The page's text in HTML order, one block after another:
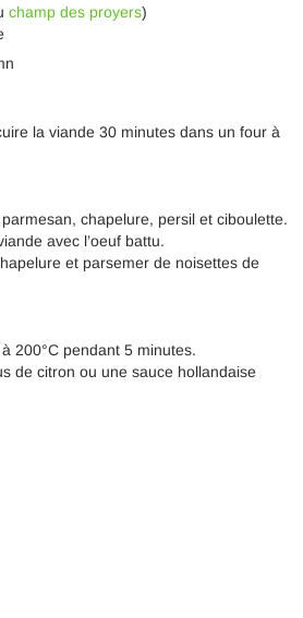
champ des proyers)
la viande 30 minutes dans un four à
chapelure, persil et ciboulette.
avec l’oeuf battu.
et parsemer de noisettes de
200°C pendant 5 minutes.
de citron ou une sauce hollandaise